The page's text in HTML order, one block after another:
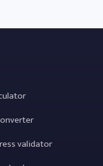
validator